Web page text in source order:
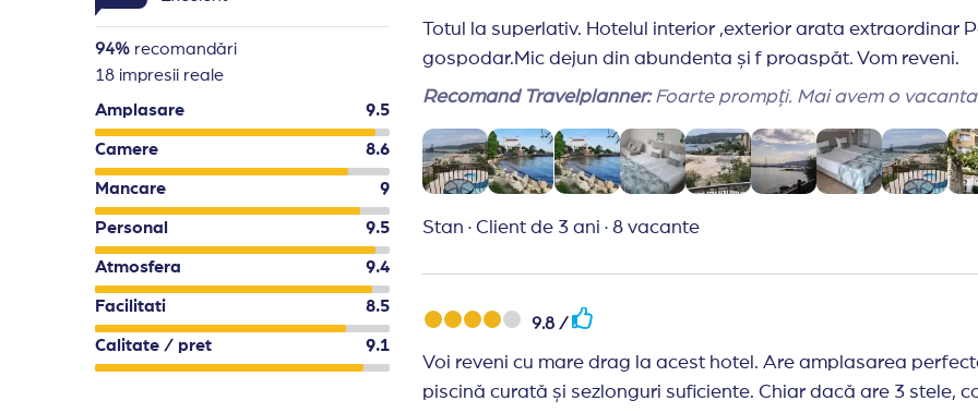
Un cod vestimentar adecvat este obligatoriu in restaurante (exclude purtarea de costume de
Hotelul isi rezerva dreptul de a modifica programul restaurantelor si barurilor fara notificare
94% recomandări
18 impresii reale
Amplasare
9.5
Camere 8.6
Mancare 9
Personal 9.5
Atmosfera 9.4
Facilitati 8.5
Calitate / pret 9.1
Totul la superlativ. Hotelul interior ,exterior arata extraordinar
gospodar.Mic dejun din abundenta și f proaspăt. Vom reveni.
Recomand Travelplanner:
Foarte prompți. Mai avem
Stan · Client de 3 ani · 8 vacante
9.8 /
Voi reveni cu mare drag la acest hotel. Are amplasarea
piscină curată și sezlonguri suficiente. Chiar dacă are 3 stele,